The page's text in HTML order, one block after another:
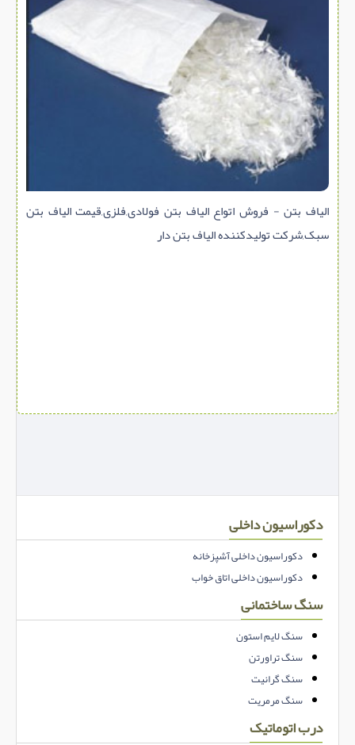
مصالح ساختمانی
سازه پیش ساخته
سنگ ساختمانی
عایق ساختمان
سرویس بهداشتی
پله,نرده,حفاظ
برقی,روشنایی,ایمنی
تاسیسات ساختمان
ابزار آلات ساختمانی
الیاف بتن - فروش اتواع الياف بتن فولادی,فلزی,قیمت الیاف بتن
سبک,شرکت تولیدکننده الیاف بتن دار
دکوراسیون داخلی
دکوراسیون داخلی آشپزخانه
دکوراسیون داخلی اتاق خواب
سنگ ساختمانی
سنگ لایم استون
سنگ تراورتن
سنگ گرانیت
سنگ مرمریت
درب اتوماتیک